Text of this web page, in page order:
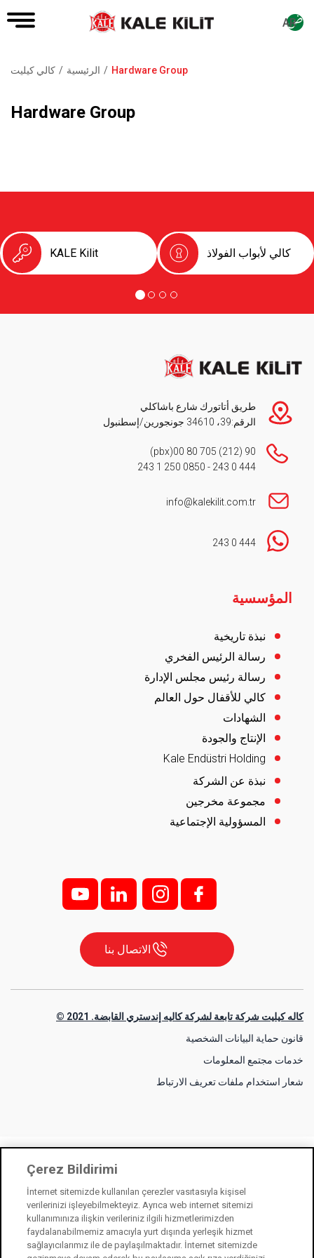
AR
التنقل
الرئيسية كالي كيليت Hardware Group
Hardware Group
KALE Kilit كالي لأبواب الفولاذ
طريق أتاتورك شارع باشاكلي
الرقم:39، 34610 جونجورين/إسطنبول
90 (212) 705 80 00
(pbx)
444 0 243
-
0850 250 1 243
info@kalekilit.com.tr
444 0 243
المؤسسية
نبذة تاريخية
رسالة الرئيس الفخري
رسالة رئيس مجلس الإدارة
كالي للأقفال حول العالم
الشهادات
الإنتاج والجودة
Kale Endüstri Holding
نبذة عن الشركة
مجموعة مخرجين
المسؤولية الإجتماعية
f;
i;
l
y
الاتصال بنا
كاله كيليت شركة تابعة لشركة كاليه إندستري القابضة. 2021 ©
قانون حماية البيانات الشخصية
خدمات مجتمع المعلومات
شعار استخدام ملفات تعريف الارتباط
Çerez Bildirimi
İnternet sitemizde kullanılan çerezler vasıtasıyla kişisel
verilerinizi işleyebilmekteyiz. Ayrıca web internet sitemizi
kullanımınıza ilişkin verileriniz ilgili hizmetlerimizden
faydalanabilmemiz amacıyla yurt dışında yerleşik hizmet
sağlayıcılarımız ile de paylaşılmaktadır. İnternet sitemizde